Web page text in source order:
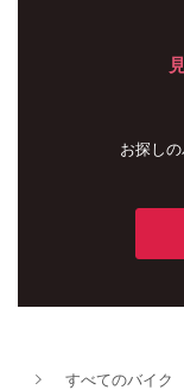
お探し
すべてのバイク
新車